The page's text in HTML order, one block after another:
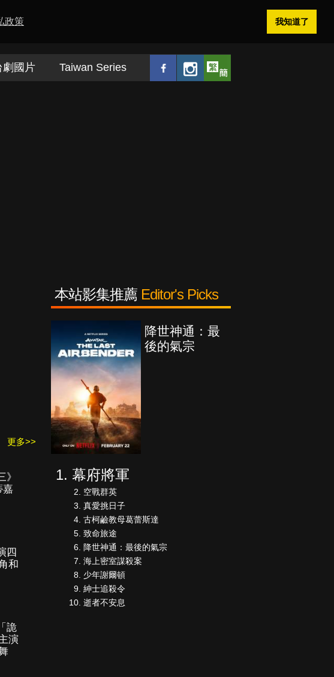
政策 我知道了
劇國片 Taiwan Series
更多>>
嘉
四
和
詭
演
本站影集推薦 Editor's Picks
降世神通：最
後的氣宗
幕府將軍
空戰群英
真愛挑日子
古柯鹼教母葛蕾斯達
致命旅途
降世神通：最後的氣宗
海上密室謀殺案
少年謝爾頓
紳士追殺令
逝者不安息